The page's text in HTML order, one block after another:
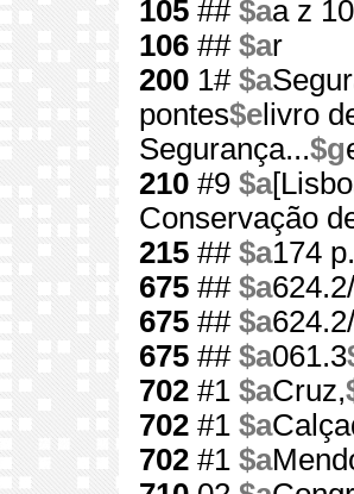
105 ## $aa z
106 ## $ar
200 1# $a
pontes$e livro
Segurança...$g
210 #9 $a
Conservação
215 ## $a174 p.
675 ## $a
675 ## $a
675 ## $a061.3
702 #1 $aCruz,
702 #1 $a
702 #1 $a